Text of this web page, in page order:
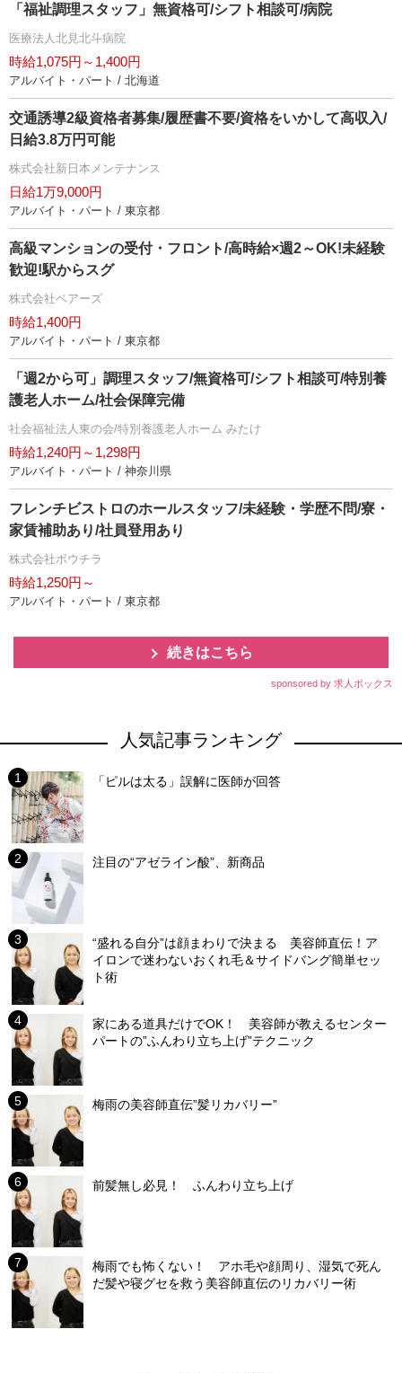
「福祉調理スタッフ」無資格可/シフト相談可/病院
医療法人北見北斗病院
時給1,075円～1,400円
アルバイト・パート / 北海道
交通誘導2級資格者募集/履歴書不要/資格をいかして高収入/
日給3.8万円可能
株式会社新日本メンテナンス
日給1万9,000円
アルバイト・パート / 東京都
高級マンションの受付・フロント/高時給×週2～OK!未経験
歓迎!駅からスグ
株式会社ベアーズ
時給1,400円
アルバイト・パート / 東京都
「週2から可」調理スタッフ/無資格可/シフト相談可/特別養
護老人ホーム/社会保障完備
社会福祉法人東の会/特別養護老人ホーム みたけ
時給1,240円～1,298円
アルバイト・パート / 神奈川県
フレンチビストロのホールスタッフ/未経験・学歴不問/寮・
家賃補助あり/社員登用あり
株式会社ボウチラ
時給1,250円～
アルバイト・パート / 東京都
続きはこちら
sponsored by 求人ボックス
人気記事ランキング
「ピルは太る」誤解に医師が回答
注目の“アゼライン酸”、新商品
“盛れる自分”は顔まわりで決まる 美容師直伝！ア
イロンで迷わないおくれ毛＆サイドバング簡単セッ
ト術
家にある道具だけでOK！ 美容師が教えるセンター
パートの”ふんわり立ち上げ”テクニック
梅雨の美容師直伝”髪リカバリー”
前髪無し必見！ ふんわり立ち上げ
梅雨でも怖くない！ アホ毛や顔周り、湿気で死ん
だ髪や寝グセを救う美容師直伝のリカバリー術